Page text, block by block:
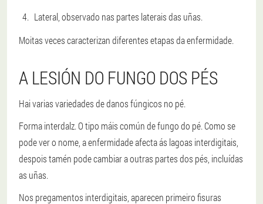
Lateral, observado nas partes laterais das uñas.
Moitas veces caracterizan diferentes etapas da enfermidade.
A LESIÓN DO FUNGO DOS PÉS
Hai varias variedades de danos fúngicos no pé.
Forma interdalz.O tipo máis común de fungo do pé. Como se
pode ver o nome, a enfermidade afecta ás lagoas interdigitais,
despois tamén pode cambiar a outras partes dos pés, incluídas
as uñas.
Nos pregamentos interdigitais, aparecen primeiro fisuras